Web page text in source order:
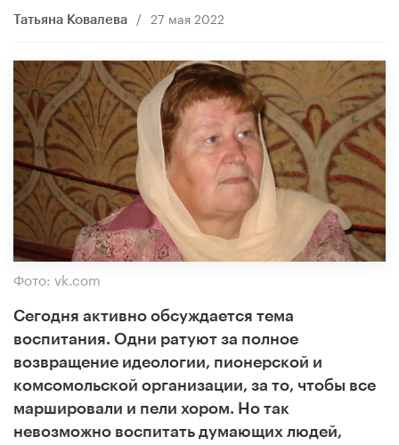
Татьяна Ковалева / 27 мая 2022
Фото: vk.com
Сегодня активно обсуждается тема
воспитания. Одни ратуют за полное
возвращение идеологии, пионерской и
комсомольской организации, за то, чтобы все
маршировали и пели хором. Но так
невозможно воспитать думающих людей,